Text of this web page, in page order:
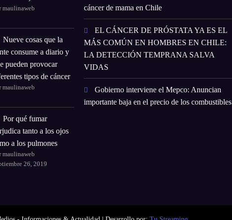
maulinaweb
Nueve cosas que la
consume a diario y
pueden provocar
tipos de cáncer
maulinaweb
Por qué fumar
tanto a los ojos
a los pulmones
maulinaweb
26, 2019
cáncer de mama en Chile
EL CÁNCER DE PRÓSTATA YA ES EL
MÁS COMÚN EN HOMBRES EN CHILE:
LA DETECCIÓN TEMPRANA SALVA
VIDAS
Gobierno interviene el Mepco: Anuncian
importante baja en el precio de los combustibles